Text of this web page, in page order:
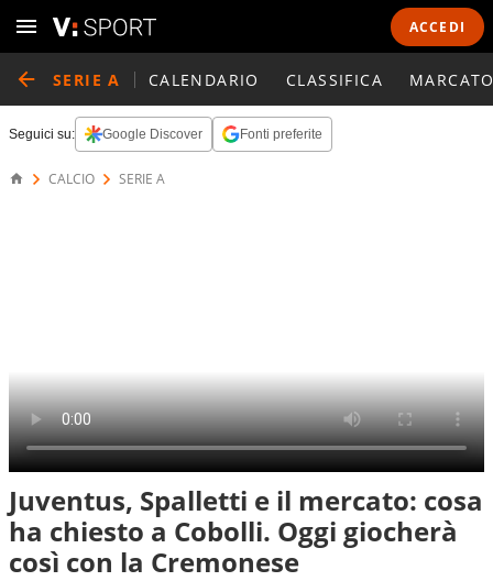
ACCEDI
SERIE A CALENDARIO CLASSIFICA
Seguici su: Google Discover Fonti preferite
CALCIO SERIE A
Juventus, Spalletti e il mercato: cosa
ha chiesto a Cobolli. Oggi giocherà
così con la Cremonese